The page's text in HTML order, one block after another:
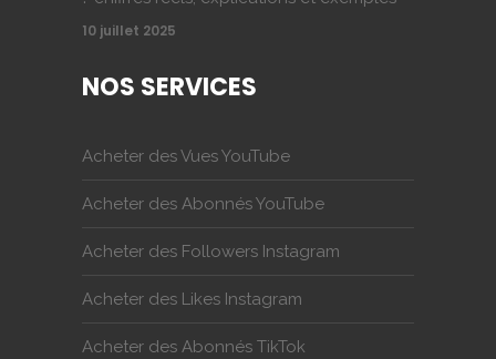
10 juillet 2025
NOS SERVICES
Acheter des Vues YouTube
Acheter des Abonnés YouTube
Acheter des Followers Instagram
Acheter des Likes Instagram
Acheter des Abonnés TikTok